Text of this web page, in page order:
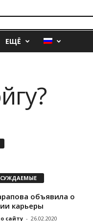
ЕЩЁ
объявила о
карьеры
сайту - 26.02.2020